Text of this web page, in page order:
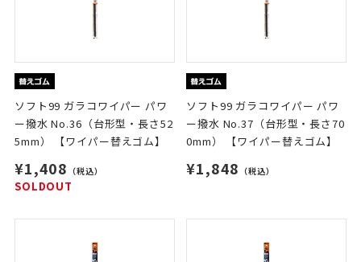
ソフト99 ガラコワイパー パワ
ー撥水 No.36（台形型・長さ52
5mm） 【ワイパー替えゴム】
¥1,408 （税込）
SOLDOUT
ソフト99 ガラコワイパー パワ
ー撥水 No.37（台形型・長さ70
0mm） 【ワイパー替えゴム】
¥1,848 （税込）